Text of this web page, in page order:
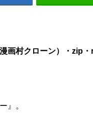
画村クローン）・zip
』。